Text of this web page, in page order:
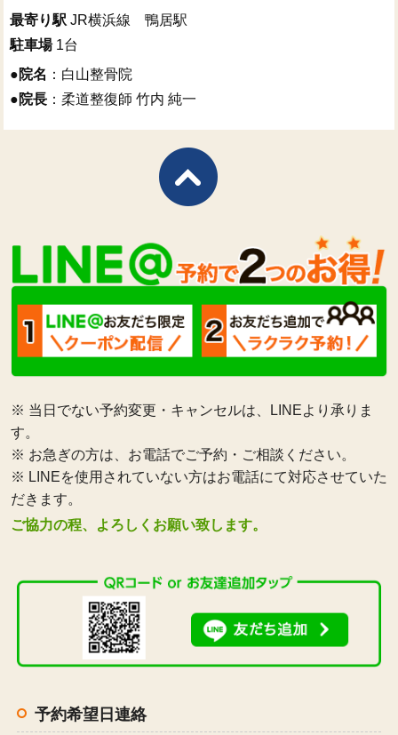
最寄り駅 JR横浜線 鴨居駅
駐車場1台
●院名 ：白山整骨院
●院長 ：柔道整復師 竹内 純一
※ 当日でない予約変更・キャンセルは、LINEより承りま
す。
※ お急ぎの方は、お電話でご予約・ご相談ください。
※ LINEを使用されていない方はお電話にて対応させていた
だきます。
ご協力の程、よろしくお願い致します。
予約希望日連絡